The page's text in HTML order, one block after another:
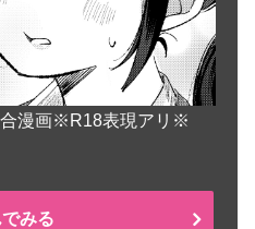
合漫画※R18表現アリ※
みる